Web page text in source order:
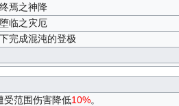
焉之神降
临之灾厄
完成混沌的登极
受范围伤害降低10%。